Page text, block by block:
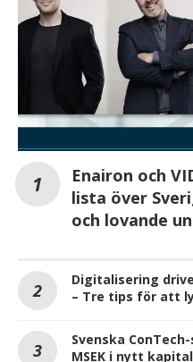
Enairon och
lista över
och lovande
Digitalisering
– Tre tips för att
Svenska
MSEK i nytt kapital